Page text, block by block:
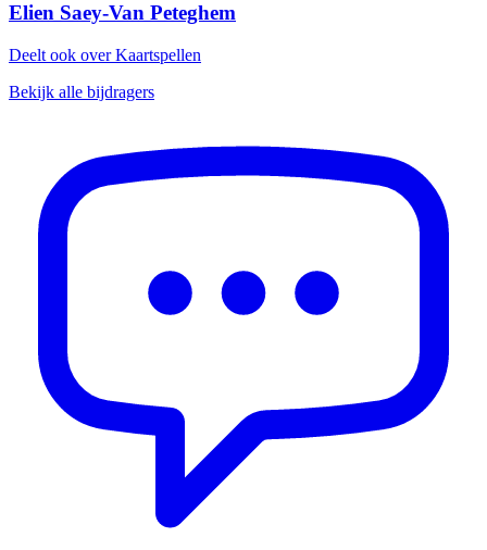
Elien Saey-Van Peteghem
Deelt ook over Kaartspellen
Bekijk alle bijdragers